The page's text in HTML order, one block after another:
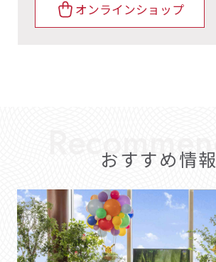
オンラインショップ
おすすめ情報